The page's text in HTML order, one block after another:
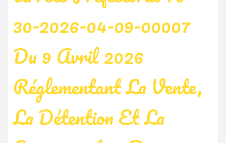
30-2026-04-09-00007
Du 9 Avril 2026
Réglementant La Vente,
La Détention Et La